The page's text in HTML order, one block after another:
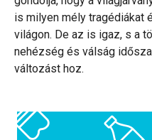
is milyen mély tragédiákat
világon. De az is igaz, s a
nehézség és válság
változást hoz.